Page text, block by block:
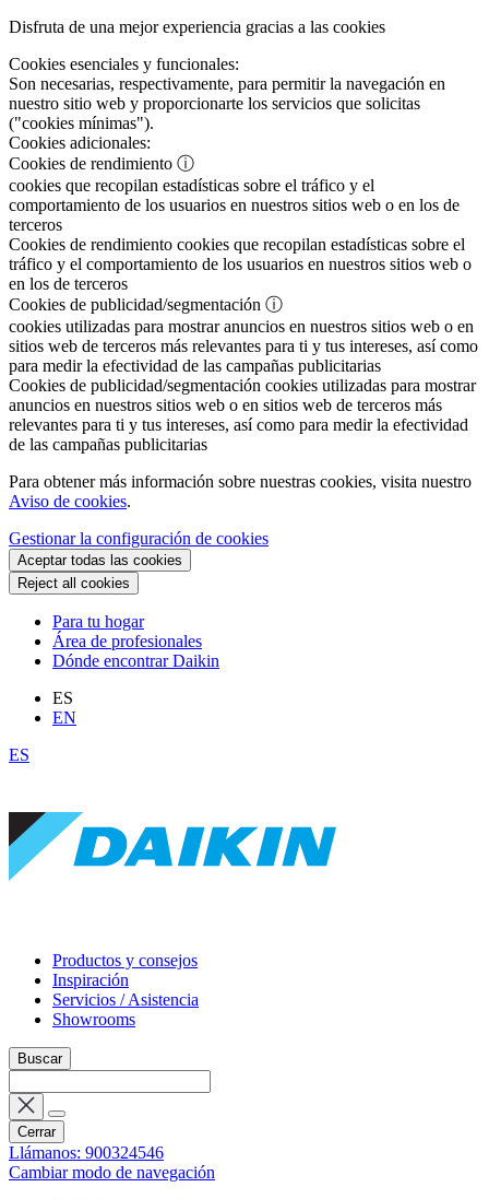
Disfruta de una mejor experiencia gracias a las cookies
Cookies esenciales y funcionales:
Son necesarias, respectivamente, para permitir la navegación en
nuestro sitio web y proporcionarte los servicios que solicitas
("cookies mínimas").
Cookies adicionales:
Cookies de rendimiento ⓘ
cookies que recopilan estadísticas sobre el tráfico y el
comportamiento de los usuarios en nuestros sitios web o en los de
terceros
Cookies de rendimiento cookies que recopilan estadísticas sobre el
tráfico y el comportamiento de los usuarios en nuestros sitios web o
en los de terceros
Cookies de publicidad/segmentación ⓘ
cookies utilizadas para mostrar anuncios en nuestros sitios web o en
sitios web de terceros más relevantes para ti y tus intereses, así como
para medir la efectividad de las campañas publicitarias
Cookies de publicidad/segmentación cookies utilizadas para mostrar
anuncios en nuestros sitios web o en sitios web de terceros más
relevantes para ti y tus intereses, así como para medir la efectividad
de las campañas publicitarias
Para obtener más información sobre nuestras cookies, visita nuestro
Aviso de cookies.
Gestionar la configuración de cookies
Aceptar todas las cookies
Reject all cookies
Para tu hogar
Área de profesionales
Dónde encontrar Daikin
ES
EN
ES
Productos y consejos
Inspiración
Servicios / Asistencia
Showrooms
Buscar
Cerrar
Llámanos: 900324546
Cambiar modo de navegación